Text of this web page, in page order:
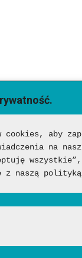
cookies, aby
na
z naszą